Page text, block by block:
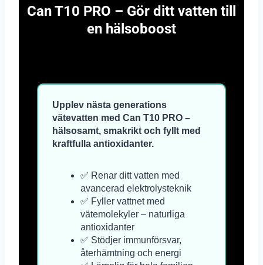
Can T10 PRO – Gör ditt vatten till
en hälsoboost
Upplev nästa generations
vätevatten med Can T10 PRO –
hälsosamt, smakrikt och fyllt med
kraftfulla antioxidanter.
✅ Renar ditt vatten med
avancerad elektrolysteknik
✅ Fyller vattnet med
vätemolekyler – naturliga
antioxidanter
✅ Stödjer immunförsvar,
återhämtning och energi